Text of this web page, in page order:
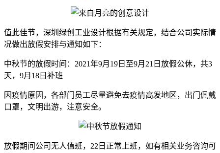
值此佳节，深圳绿创工业设计根据有关规定，结合公司实际情
况做出放假安排与通知如下：
中秋节的放假时间：2021年9月19日至9月21日放假公休，共3
天，9月18日补班
因疫情原因，各部门员工尽量避免去疫情高发地区，出门佩戴
口罩，文明出游，注意安全。
放假期间公司无人值班，22日正常上班，如有相关业务咨询可